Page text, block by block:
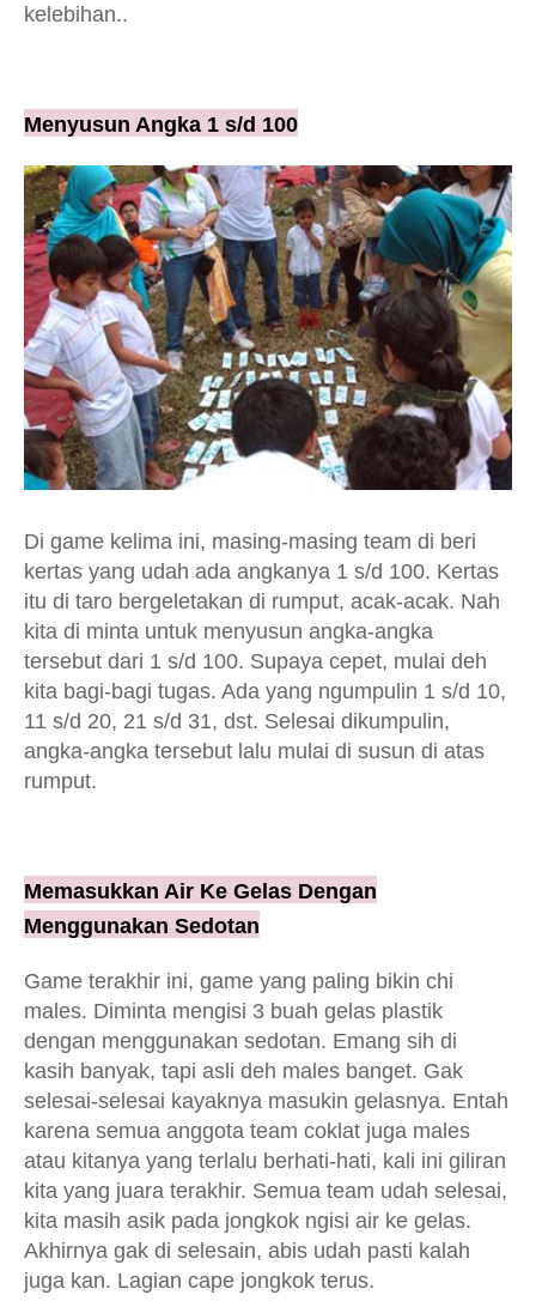
kelebihan..
Menyusun Angka 1 s/d 100
Di game kelima ini, masing-masing team di beri
kertas yang udah ada angkanya 1 s/d 100. Kertas
itu di taro bergeletakan di rumput, acak-acak. Nah
kita di minta untuk menyusun angka-angka
tersebut dari 1 s/d 100. Supaya cepet, mulai deh
kita bagi-bagi tugas. Ada yang ngumpulin 1 s/d 10,
11 s/d 20, 21 s/d 31, dst. Selesai dikumpulin,
angka-angka tersebut lalu mulai di susun di atas
rumput.
Memasukkan Air Ke Gelas Dengan
Menggunakan Sedotan
Game terakhir ini, game yang paling bikin chi
males. Diminta mengisi 3 buah gelas plastik
dengan menggunakan sedotan. Emang sih di
kasih banyak, tapi asli deh males banget. Gak
selesai-selesai kayaknya masukin gelasnya. Entah
karena semua anggota team coklat juga males
atau kitanya yang terlalu berhati-hati, kali ini giliran
kita yang juara terakhir. Semua team udah selesai,
kita masih asik pada jongkok ngisi air ke gelas.
Akhirnya gak di selesain, abis udah pasti kalah
juga kan. Lagian cape jongkok terus.